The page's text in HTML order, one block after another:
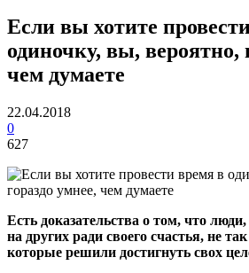
Если вы хотите
одиночку, вы, вероятно,
чем думаете
22.04.2018
0
627
Есть доказательства о том, что
на других ради своего счастья, не
которые решили достигнуть свох